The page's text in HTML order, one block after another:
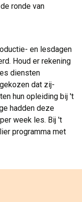
ronde van
en lesdagen
Houd er rekening
diensten
dat zij-
hun opleiding bij 't
hadden deze
week les. Bij 't
programma met